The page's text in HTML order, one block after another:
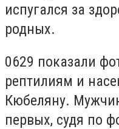
испугался за
родных.
0629 показали
рептилиям и
Кюбеляну.
первых, судя по